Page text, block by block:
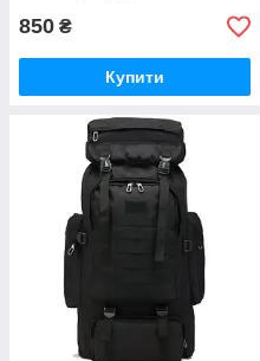
850 ₴
Купити